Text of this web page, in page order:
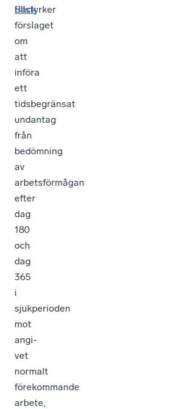
tillstyrker
förslaget
om
att
införa
ett
tidsbegränsat
undantag
från
bedömning
av
arbetsförmågan
efter
dag
180
och
dag
365
i
sjukperioden
mot
angi-
vet
normalt
förekommande
arbete,
Bäck